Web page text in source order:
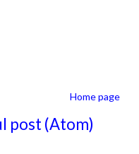
Home page
post (Atom)